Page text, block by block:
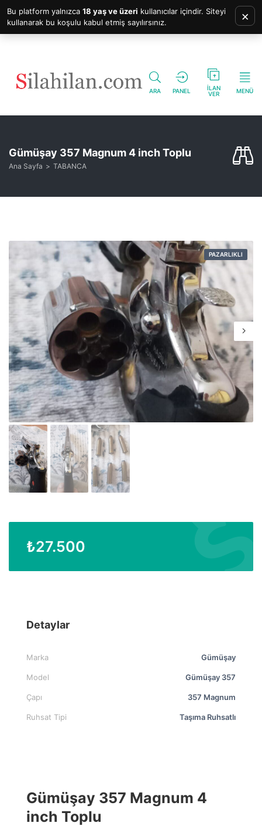
ARA PANEL
İLAN
VER
MENÜ
Gümüşay 357 Magnum 4 inch Toplu
Ana Sayfa TABANCA
PAZARLIKLI
₺27.500
Detaylar
Marka Gümüşay
Model Gümüşay 357
Çapı 357 Magnum
Ruhsat Tipi Taşıma Ruhsatlı
Gümüşay 357 Magnum 4
inch Toplu
Bu platform yalnızca 18 yaş ve üzeri kullanıcılar içindir. Siteyi
kullanarak bu koşulu kabul etmiş sayılırsınız.
×